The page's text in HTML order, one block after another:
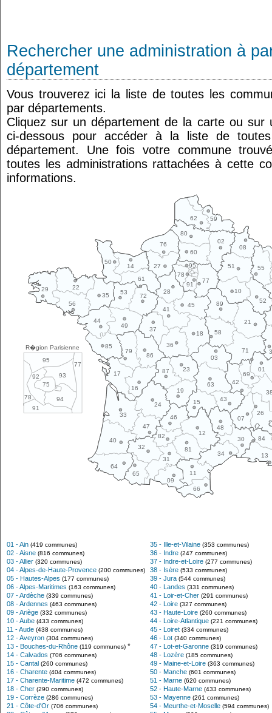
Rechercher une administration à
département
Vous trouverez ici la liste de toutes les
par départements.
Cliquez sur un département de la carte ou sur
ci-dessous pour accéder à la liste de
département. Une fois votre commune
toutes les administrations rattachées à cette
informations.
R�gion Parisienne
77
78
91
95
93
75
94
92
10
11
12
13
14
15
16
17
18
19
21
22
23
24
26
27
28
29
30
31
32
33
34
35
36
37
40
41
42
43
44
45
46
47
48
49
50
51
52
53
55
56
58
59
60
61
62
63
64
65
66
69
01
02
03
07
08
09
71
72
76
77
78
79
80
81
82 84
85
86
87
89
91
95
01 - Ain (419 communes)
02 - Aisne (816 communes)
03 - Allier (320 communes)
04 - Alpes-de-Haute-Provence (200 communes)
05 - Hautes-Alpes (177 communes)
06 - Alpes-Maritimes (163 communes)
07 - Ardèche (339 communes)
08 - Ardennes (463 communes)
09 - Ariège (332 communes)
10 - Aube (433 communes)
11 - Aude (438 communes)
12 - Aveyron (304 communes)
13 - Bouches-du-Rhône (119 communes) *
14 - Calvados (706 communes)
15 - Cantal (260 communes)
16 - Charente (404 communes)
17 - Charente-Maritime (472 communes)
18 - Cher (290 communes)
19 - Corrèze (286 communes)
21 - Côte-d'Or (706 communes)
35 - Ille-et-Vilaine (353 communes)
36 - Indre (247 communes)
37 - Indre-et-Loire (277 communes)
38 - Isère (533 communes)
39 - Jura (544 communes)
40 - Landes (331 communes)
41 - Loir-et-Cher (291 communes)
42 - Loire (327 communes)
43 - Haute-Loire (260 communes)
44 - Loire-Atlantique (221 communes)
45 - Loiret (334 communes)
46 - Lot (340 communes)
47 - Lot-et-Garonne (319 communes)
48 - Lozère (185 communes)
49 - Maine-et-Loire (363 communes)
50 - Manche (601 communes)
51 - Marne (620 communes)
52 - Haute-Marne (433 communes)
53 - Mayenne (261 communes)
54 - Meurthe-et-Moselle (594 communes)